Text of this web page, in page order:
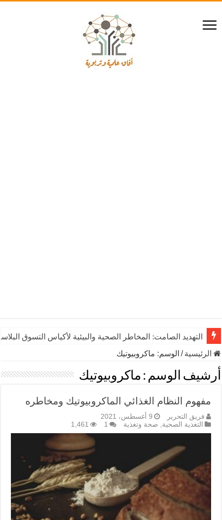
التهديد الصامت: المخاطر الصحية والبيئية لأكياس التسوق
الرئيسية/ الوسم: ماكروبيوتيك
أرشيف الوسم : ماكروبيوتيك
مفهوم النظام الغذائي الماكروبيوتيك ومخاطره
فريق التحرير
9 أغسطس، 2021
التغذية الصحية, صحة وتغذية 1
1,461